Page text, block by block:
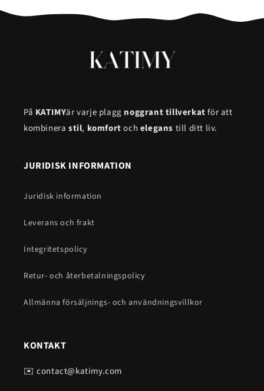
På KATIMYär varje plagg noggrant tillverkatför att
kombinera stil, komfortoch elegans till ditt liv.
JURIDISK INFORMATION
Juridisk information
Leverans och frakt
Integritetspolicy
Retur- och återbetalningspolicy
Allmänna försäljnings- och användningsvillkor
KONTAKT
✉️ contact@katimy.com